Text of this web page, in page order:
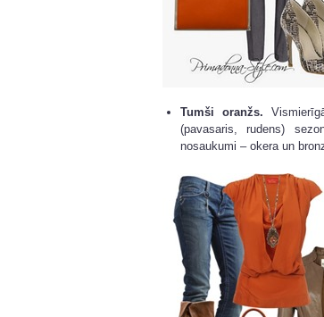
Tumši oranžs.
(pavasaris, rudens)
nosaukumi – okera un